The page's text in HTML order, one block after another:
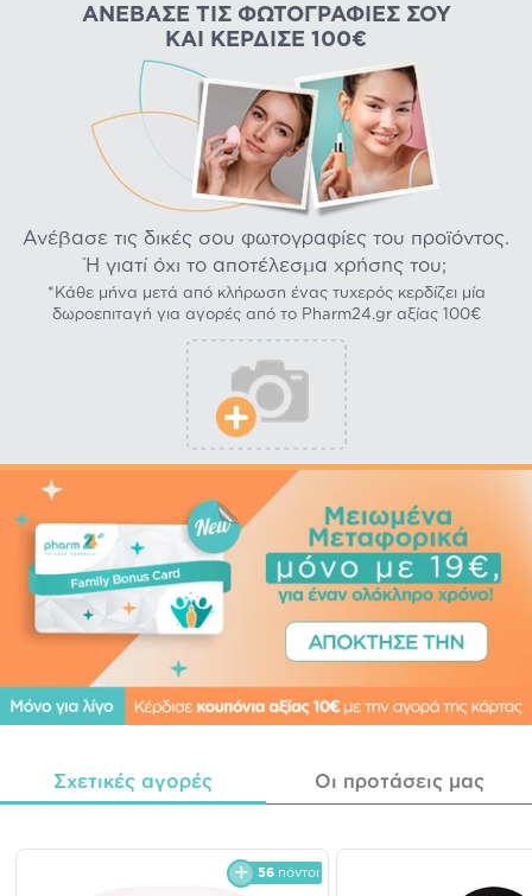
ΑΝΈΒΑΣΕ ΤΙΣ ΦΩΤΟΓΡΑΦΊΕΣ ΣΟΥ
ΚΑΙ ΚΈΡΔΙΣΕ 100€
Ανέβασε τις δικές σου φωτογραφίες του προϊόντος.
Ή γιατί όχι το αποτέλεσμα χρήσης του;
*Κάθε μήνα μετά από κλήρωση ένας τυχερός κερδίζει μία
δωροεπιταγή για αγορές από το Pharm24.gr αξίας 100€
Σχετικές αγορές Οι προτάσεις μας
56 πόντοι